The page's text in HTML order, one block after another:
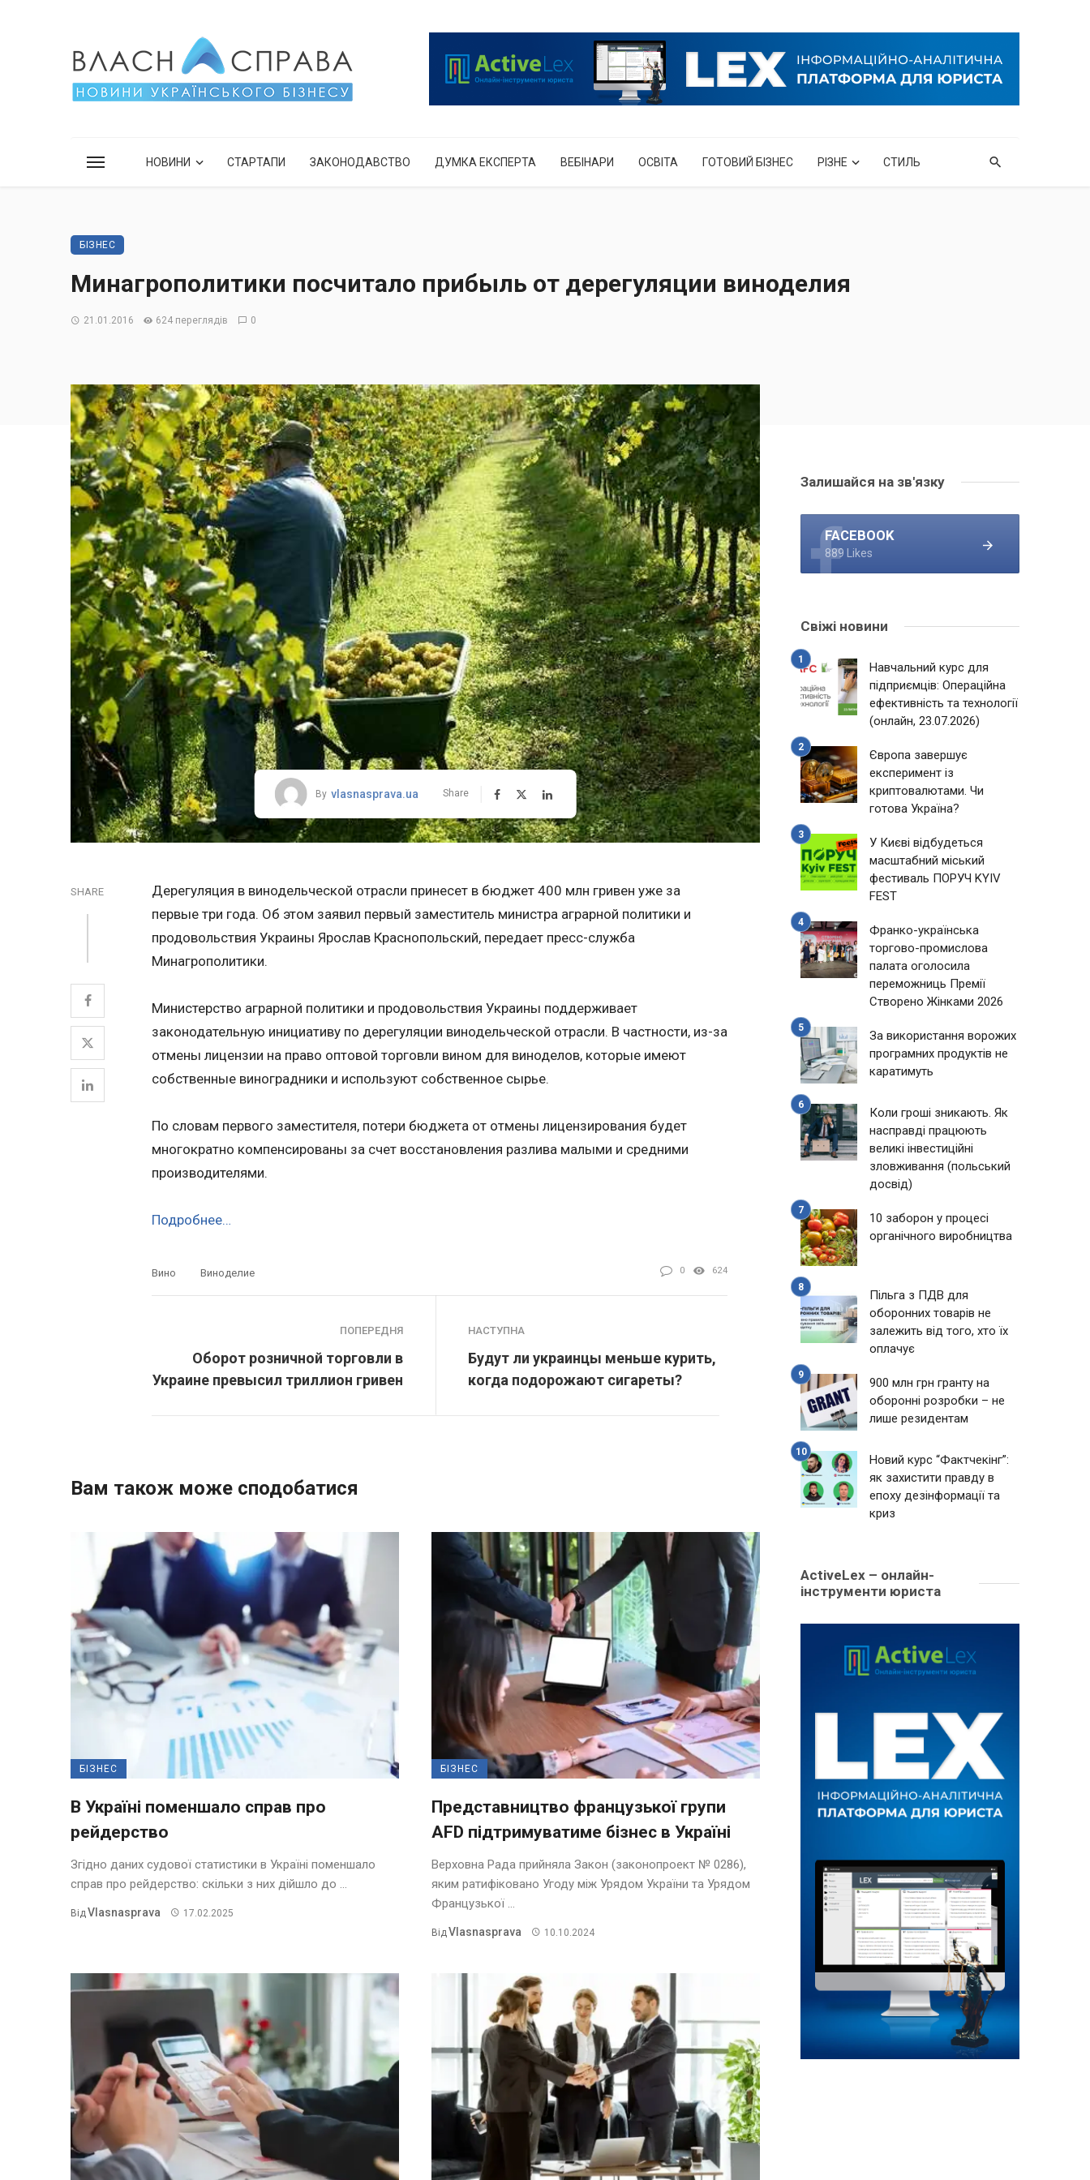
НОВИНИ СТАРТАПИ ЗАКОНОДАВСТВО ДУМКА ЕКСПЕРТА ВЕБІНАРИ ОСВІТА ГОТОВИЙ БІЗНЕС РІЗНЕ СТИЛЬ
БІЗНЕС
Минагрополитики посчитало прибыль от дерегуляции виноделия
21.01.2016 624 переглядів 0
By vlasnasprava.ua Share
SHARE
Дерегуляция в винодельческой отрасли принесет в бюджет 400 млн гривен уже за
первые три года. Об этом заявил первый заместитель министра аграрной политики и
продовольствия Украины Ярослав Краснопольский, передает пресс-служба
Минагрополитики.
Министерство аграрной политики и продовольствия Украины поддерживает
законодательную инициативу по дерегуляции винодельческой отрасли. В частности, из-за
отмены лицензии на право оптовой торговли вином для виноделов, которые имеют
собственные виноградники и используют собственное сырье.
По словам первого заместителя, потери бюджета от отмены лицензирования будет
многократно компенсированы за счет восстановления разлива малыми и средними
производителями.
Подробнее…
Вино Виноделие 0 624
ПОПЕРЕДНЯ
Оборот розничной торговли в
Украине превысил триллион гривен
НАСТУПНА
Будут ли украинцы меньше курить,
когда подорожают сигареты?
Вам також може сподобатися
БІЗНЕС
В Україні поменшало справ про
рейдерство
Згідно даних судової статистики в Україні поменшало
справ про рейдерство: скільки з них дійшло до ...
Від Vlasnasprava 17.02.2025
БІЗНЕС
Представництво французької групи
AFD підтримуватиме бізнес в Україні
Верховна Рада прийняла Закон (законопроект № 0286),
яким ратифіковано Угоду між Урядом України та Урядом
Французької ...
Від Vlasnasprava 10.10.2024
Залишайся на зв'язку
FACEBOOK
889 Likes
Свіжі новини
Навчальний курс для
підприємців: Операційна
ефективність та технології
(онлайн, 23.07.2026)
Європа завершує
експеримент із
криптовалютами. Чи
готова Україна?
У Києві відбудеться
масштабний міський
фестиваль ПОРУЧ KYIV
FEST
Франко-українська
торгово-промислова
палата оголосила
переможниць Премії
Створено Жінками 2026
За використання ворожих
програмних продуктів не
каратимуть
Коли гроші зникають. Як
насправді працюють
великі інвестиційні
зловживання (польський
досвід)
10 заборон у процесі
органічного виробництва
Пільга з ПДВ для
оборонних товарів не
залежить від того, хто їх
оплачує
900 млн грн гранту на
оборонні розробки – не
лише резидентам
Новий курс “Фактчекінг”:
як захистити правду в
епоху дезінформації та
криз
ActiveLex – онлайн-
інструменти юриста